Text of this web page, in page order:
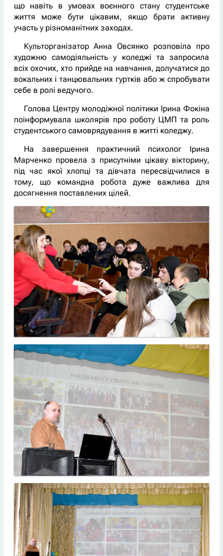
що навіть в умовах воєнного стану студентське
життя може бути цікавим, якщо брати активну
участь у різноманітних заходах.
Культорганізатор Анна Овсянко розповіла про
художню самодіяльність у коледжі та запросила
всіх охочих, хто прийде на навчання, долучатися до
вокальних і танцювальних гуртків або ж спробувати
себе в ролі ведучого.
Голова Центру молодіжної політики Ірина Фокіна
поінформувала школярів про роботу ЦМП та роль
студентського самоврядування в житті коледжу.
На завершення практичний психолог Ірина
Марченко провела з присутніми цікаву вікторину,
під час якої хлопці та дівчата пересвідчилися в
тому, що командна робота дуже важлива для
досягнення поставлених цілей.